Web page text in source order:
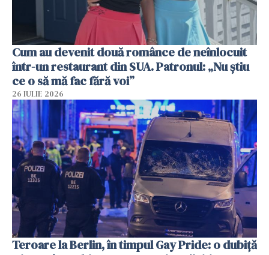
Cum au devenit două românce de neînlocuit
într-un restaurant din SUA. Patronul: „Nu știu
ce o să mă fac fără voi”
26 IULIE 2026
Teroare la Berlin, în timpul Gay Pride: o dubiță